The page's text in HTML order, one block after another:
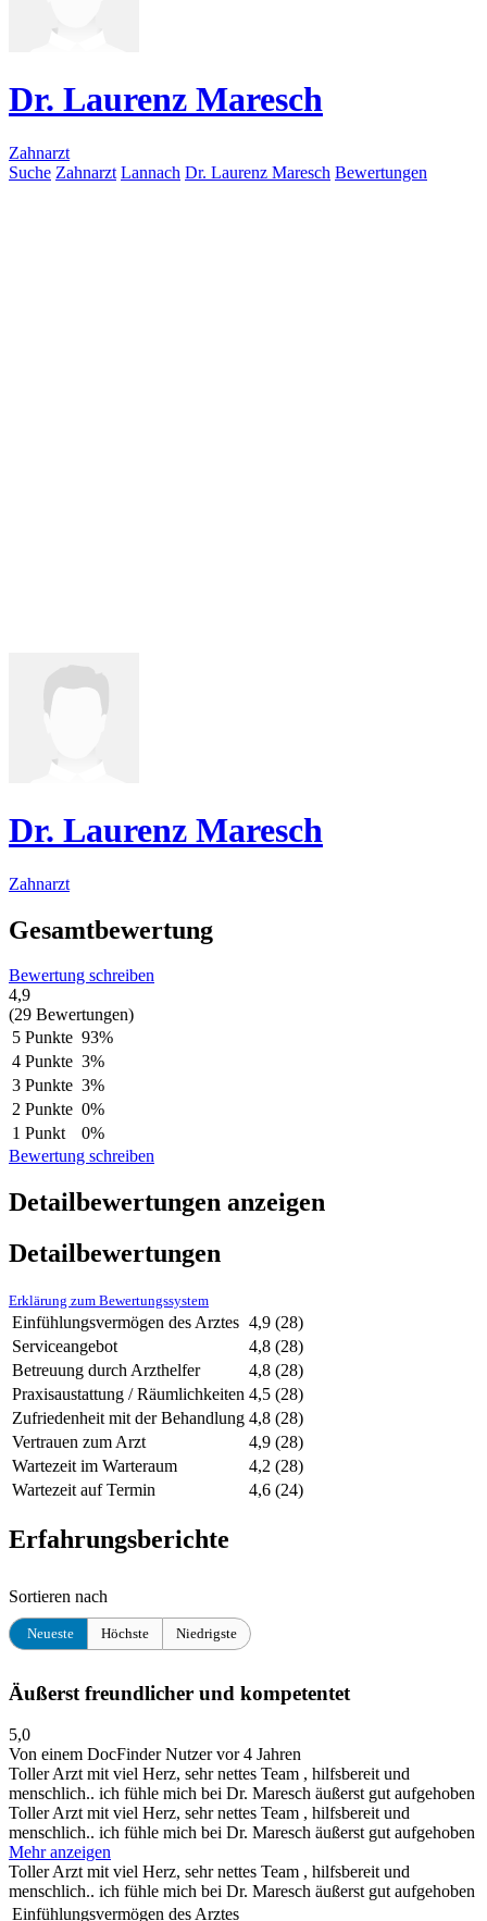
Dr. Laurenz Maresch
Zahnarzt
Suche Zahnarzt Lannach Dr. Laurenz Maresch Bewertungen
Dr. Laurenz Maresch
Zahnarzt
Gesamtbewertung
Bewertung schreiben
4,9
(29 Bewertungen)
5 Punkte 93%
4 Punkte 3%
3 Punkte 3%
2 Punkte 0%
1 Punkt
0%
Bewertung schreiben
Detailbewertungen anzeigen
Detailbewertungen
Erklärung zum Bewertungssystem
Einfühlungsvermögen des Arztes 4,9 (28)
Serviceangebot
4,8 (28)
Betreuung durch Arzthelfer
4,8 (28)
Praxisaustattung / Räumlichkeiten 4,5 (28)
Zufriedenheit mit der Behandlung 4,8 (28)
Vertrauen zum Arzt
4,9 (28)
Wartezeit im Warteraum
4,2 (28)
Wartezeit auf Termin
4,6 (24)
Erfahrungsberichte
Sortieren nach
Neueste Höchste Niedrigste
Äußerst freundlicher und kompetentet
5,0
Von einem DocFinder Nutzervor 4 Jahren
Toller Arzt mit viel Herz, sehr nettes Team , hilfsbereit und
menschlich.. ich fühle mich bei Dr. Maresch äußerst gut aufgehoben
Toller Arzt mit viel Herz, sehr nettes Team , hilfsbereit und
menschlich.. ich fühle mich bei Dr. Maresch äußerst gut aufgehoben
Mehr anzeigen
Toller Arzt mit viel Herz, sehr nettes Team , hilfsbereit und
menschlich.. ich fühle mich bei Dr. Maresch äußerst gut aufgehoben
Einfühlungsvermögen des Arztes